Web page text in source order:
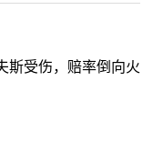
斯受伤，赔率倒向火